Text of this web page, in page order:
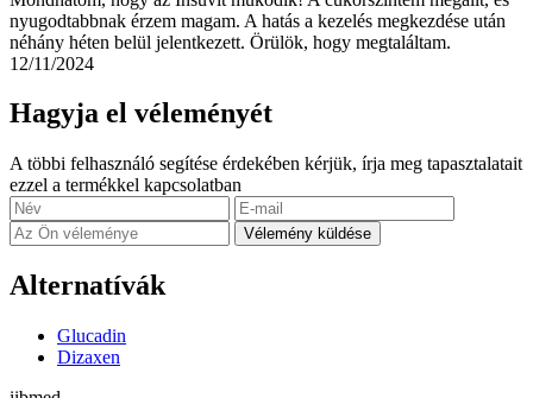
nyugodtabbnak érzem magam. A hatás a kezelés megkezdése után
néhány héten belül jelentkezett. Örülök, hogy megtaláltam.
12/11/2024
Hagyja el véleményét
A többi felhasználó segítése érdekében kérjük, írja meg tapasztalatait
ezzel a termékkel kapcsolatban
Vélemény küldése
Alternatívák
Glucadin
Dizaxen